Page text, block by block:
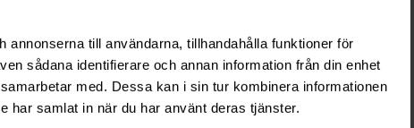
till användarna, tillhandahålla funktioner för
sådana identifierare och annan information från din enhet
med. Dessa kan i sin tur kombinera informationen
har samlat in när du har använt deras tjänster.
trying to reach